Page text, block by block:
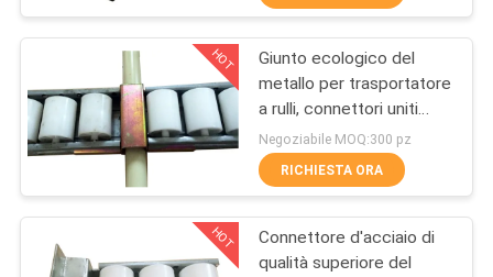
CONTROLLO
QUALITÀ
CONTATTACI
CHIEDI UN
Raccordi per tubi di
alluminio
350
HOT
Giunto ecologico del
metallo per trasportatore
a rulli, connettori uniti
d'acciaio in tubo magro
Negoziabile MOQ:300 pz
RICHIESTA ORA
HOT
Connettore d'acciaio di
qualità superiore del